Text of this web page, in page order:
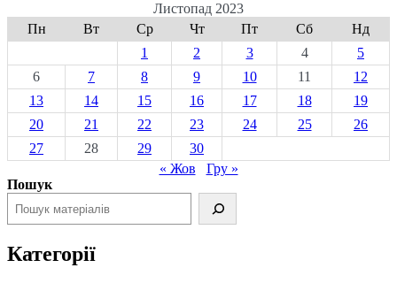
Листопад 2023
Пн
Вт Ср Чт Пт Сб
Нд
1
2 3 4
5
6
7 8 9 10 11
12
13
14 15 16 17 18
19
20
21 22 23 24 25
26
27
28 29
30
« Жов
Гру »
Пошук
Категорії